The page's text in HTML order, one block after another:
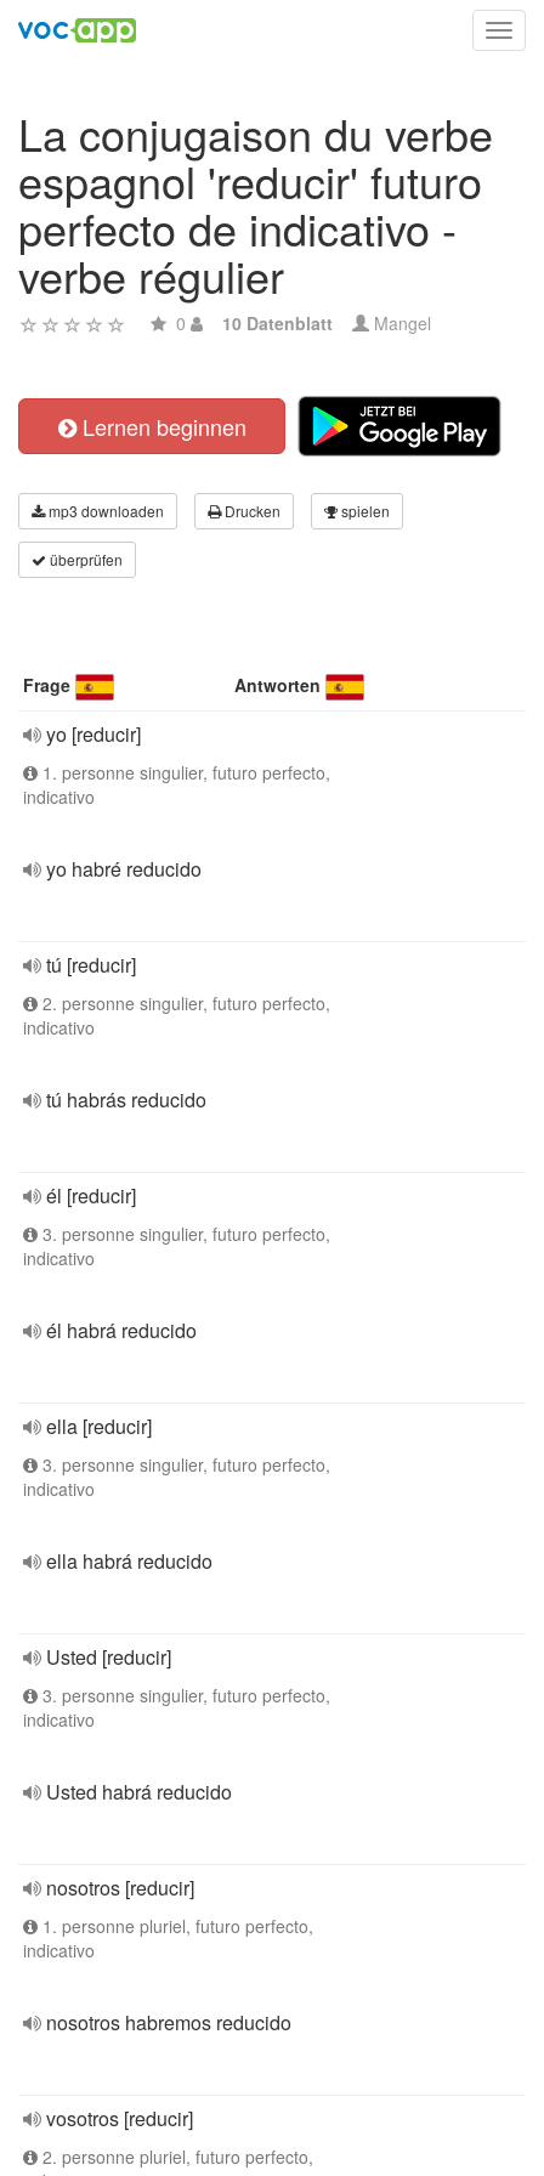
La conjugaison du verbe
espagnol 'reducir' futuro
perfecto de indicativo -
verbe régulier
0 10 Datenblatt Mangel
Lernen beginnen
mp3 downloaden Drucken spielen
überprüfen
Frage Antworten
yo [reducir]
1. personne singulier, futuro perfecto,
indicativo
yo habré reducido
tú [reducir]
2. personne singulier, futuro perfecto,
indicativo
tú habrás reducido
él [reducir]
3. personne singulier, futuro perfecto,
indicativo
él habrá reducido
ella [reducir]
3. personne singulier, futuro perfecto,
indicativo
ella habrá reducido
Usted [reducir]
3. personne singulier, futuro perfecto,
indicativo
Usted habrá reducido
nosotros [reducir]
1. personne pluriel, futuro perfecto,
indicativo
nosotros habremos reducido
vosotros [reducir]
2. personne pluriel, futuro perfecto,